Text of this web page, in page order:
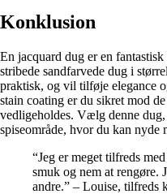
Konklusion
En jacquard dug er en
stribede sandfarvede dug i
praktisk, og vil tilføje elegance
stain coating er du sikret mod
vedligeholdes. Vælg denne
spiseområde, hvor du kan nyde
“Jeg er meget tilfreds
smuk og nem at rengøre.
andre.” – Louise, tilfreds